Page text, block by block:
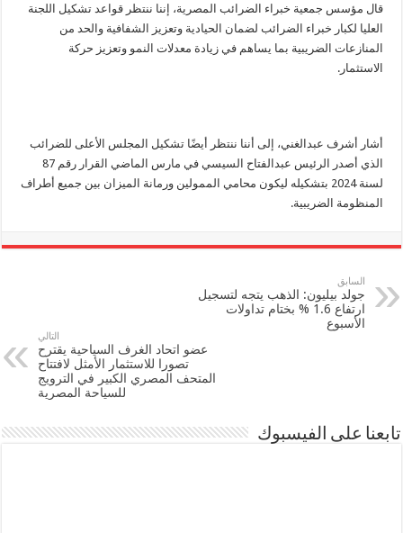
قال مؤسس جمعية خبراء الضرائب المصرية، إننا ننتظر قواعد تشكيل اللجنة
العليا لكبار خبراء الضرائب لضمان الحيادية وتعزيز الشفافية والحد من
المنازعات الضريبية بما يساهم في زيادة معدلات النمو وتعزيز حركة
الاستثمار.
أشار أشرف عبدالغني، إلى أننا ننتظر أيضًا تشكيل المجلس الأعلى للضرائب
الذي أصدر الرئيس عبدالفتاح السيسي في مارس الماضي القرار رقم 87
لسنة 2024 بتشكيله ليكون محامي الممولين ورمانة الميزان بين جميع أطراف
المنظومة الضريبية.
السابق
جولد بيليون: الذهب يتجه لتسجيل
ارتفاع 1.6 % بختام تداولات
الأسبوع
التالي
عضو اتحاد الغرف السياحية يقترح
تصورا للاستثمار الأمثل لافتتاح
المتحف المصري الكبير في الترويج
للسياحة المصرية
تابعنا على الفيسبوك